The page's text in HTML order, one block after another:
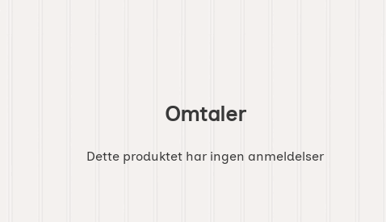
Omtaler
Dette produktet har ingen anmeldelser